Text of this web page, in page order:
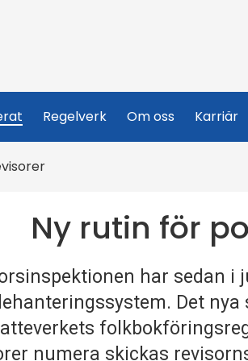
Regelverk Om oss Karriär
Ny rutin för
har sedan
Det
numera skickas